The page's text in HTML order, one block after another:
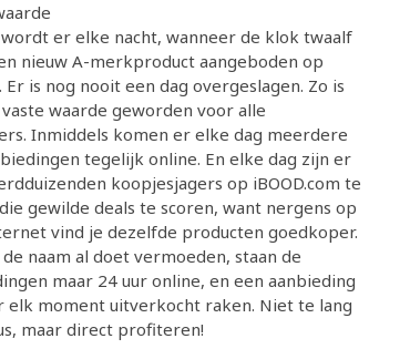
wordt er elke nacht, wanneer de klok twaalf
nieuw A-merkproduct aangeboden op
Er is nog nooit een dag overgeslagen. Zo is
vaste waarde geworden voor alle
Inmiddels komen er elke dag meerdere
tegelijk online. En elke dag zijn er
koopjesjagers op iBOOD.com te
gewilde deals te scoren, want nergens op
vind je dezelfde producten goedkoper.
de naam al doet vermoeden, staan de
maar 24 uur online, en een aanbieding
elk moment uitverkocht raken. Niet te lang
maar direct profiteren!